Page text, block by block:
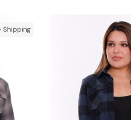
Shipping